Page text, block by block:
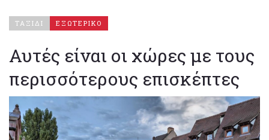
ΤΑΞΙΔΙ ΕΞΩΤΕΡΙΚΟ
Αυτές είναι οι χώρες με τους
περισσότερους επισκέπτες